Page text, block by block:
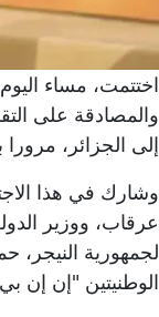
اختتمت، مساء
والمصادقة على
إلى الجزائر، مرورا
وشارك في هذا
عرقاب، ووزير
لجمهورية النيجر،
الوطنيتين "إن إن